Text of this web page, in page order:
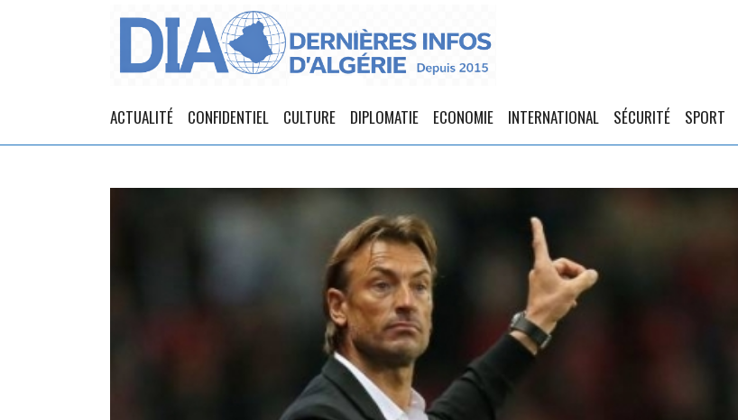
ACTUALITÉ CONFIDENTIEL CULTURE DIPLOMATIE ECONOMIE INTERNATIONAL SÉCURITÉ SPORT